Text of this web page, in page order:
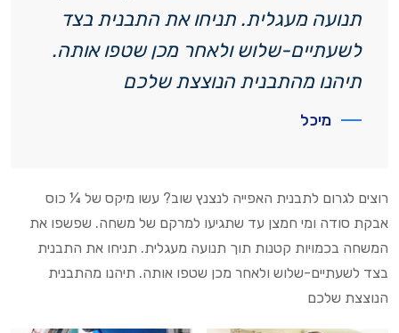
תנועה מעגלית. תניחו את התבנית בצד
לשעתיים-שלוש ולאחר מכן שטפו אותה.
תיהנו מהתבנית הנוצצת שלכם
מיכל
רוצים לגרום לתבנית האפייה לנצנץ שוב? עשו מיקס של ¼ כוס
אבקת סודה ומי חמצן עד שתגיעו למרקם של משחה. שפשפו את
המשחה בכמויות קטנות תוך תנועה מעגלית. תניחו את התבנית
בצד לשעתיים-שלוש ולאחר מכן שטפו אותה. תיהנו מהתבנית
הנוצצת שלכם